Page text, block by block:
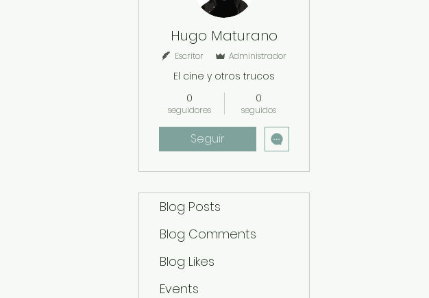
Hugo Maturano
Escritor Administrador
El cine y otros trucos
0
seguidores
0
seguidos
Seguir
Blog Posts
Blog Comments
Blog Likes
Events